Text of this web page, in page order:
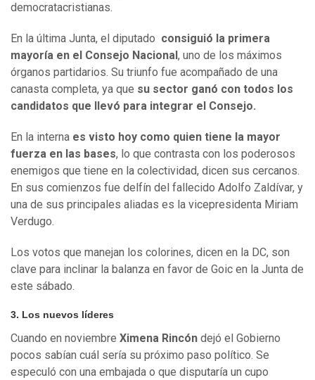
democratacristianas.
En la última Junta, el diputado consiguió la primera
mayoría en el Consejo Nacional , uno de los máximos
órganos partidarios. Su triunfo fue acompañado de una
canasta completa, ya que su sector ganó con todos los
candidatos que llevó para integrar el Consejo.
En la interna es visto hoy como quien tiene la mayor
fuerza en las bases, lo que contrasta con los poderosos
enemigos que tiene en la colectividad, dicen sus cercanos.
En sus comienzos fue delfín del fallecido Adolfo Zaldívar, y
una de sus principales aliadas es la vicepresidenta Miriam
Verdugo.
Los votos que manejan los colorines, dicen en la DC, son
clave para inclinar la balanza en favor de Goic en la Junta de
este sábado.
3. Los nuevos líderes
Cuando en noviembre Ximena Rincón dejó el Gobierno
pocos sabían cuál sería su próximo paso político. Se
especuló con una embajada o que disputaría un cupo